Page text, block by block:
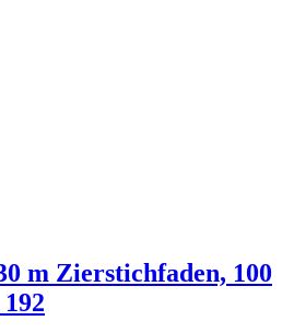
m Zierstichfaden, 100